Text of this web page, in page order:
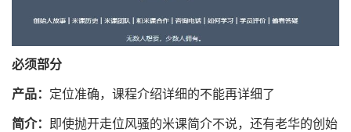
必须部分
产品： 定位准确，课程介绍详细的不能再详细了
简介：
即使抛开走位风骚的米课简介不说，还有老华的创始